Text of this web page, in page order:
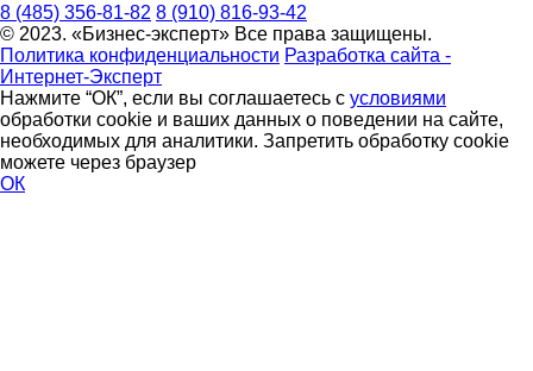
8 (485) 356-81-82 8 (910) 816-93-42
© 2023. «Бизнес-эксперт» Все права защищены.
Политика конфиденциальности Разработка сайта -
Интернет-Эксперт
Нажмите “ОК”, если вы соглашаетесь с условиями
обработки cookie и ваших данных о поведении на сайте,
необходимых для аналитики. Запретить обработку cookie
можете через браузер
ОК